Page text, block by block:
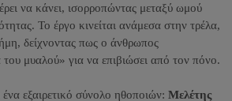
να κάνει, ισορροπώντας μεταξύ ωμού
Το έργο κινείται ανάμεσα στην τρέλα,
δείχνοντας πως ο άνθρωπος
μυαλού» για να επιβιώσει από τον πόνο.
εξαιρετικό σύνολο ηθοποιών: Μελέτης